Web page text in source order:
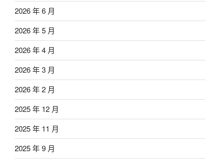
2026 年 6 月
2026 年 5 月
2026 年 4 月
2026 年 3 月
2026 年 2 月
2025 年 12 月
2025 年 11 月
2025 年 9 月